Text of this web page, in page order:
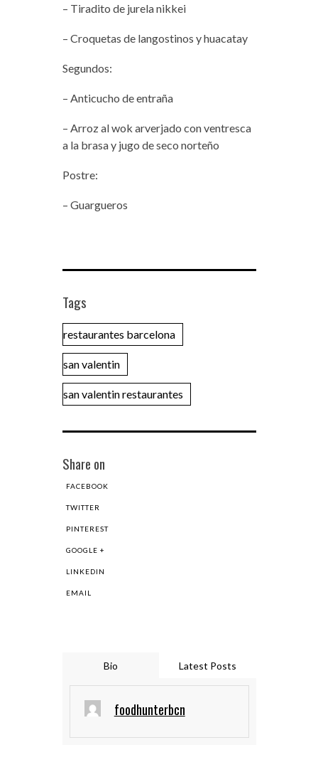
– Tiradito de jurela nikkei
– Croquetas de langostinos y huacatay
Segundos:
– Anticucho de entraña
– Arroz al wok arverjado con ventresca
a la brasa y jugo de seco norteño
Postre:
– Guargueros
Tags
restaurantes barcelona
san valentin
san valentin restaurantes
Share on
FACEBOOK
TWITTER
PINTEREST
GOOGLE +
LINKEDIN
EMAIL
Bio Latest Posts
foodhunterbcn